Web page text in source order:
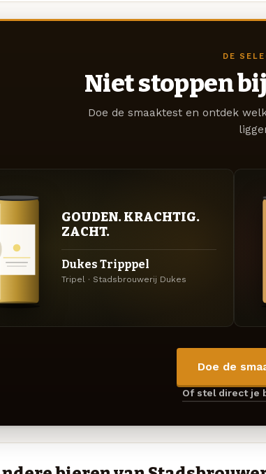
DE
Niet stoppen bij
Doe de smaaktest en ontdek
GOUDEN. KRACHTIG.
ZACHT.
Dukes Tripppel
Tripel · Stadsbrouwerij Dukes
Doe de
Of stel direct je